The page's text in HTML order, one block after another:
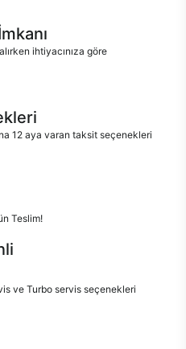
ihtiyacınıza göre
12 aya varan taksit seçenekleri
Teslim!
ve Turbo servis seçenekleri